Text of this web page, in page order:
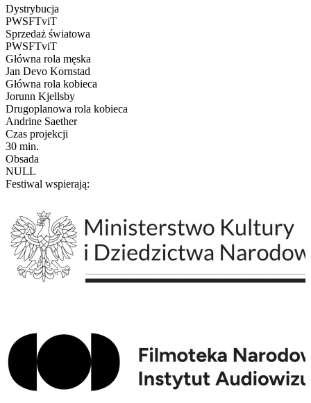
Dystrybucja
PWSFTviT
Sprzedaż światowa
PWSFTviT
Główna rola męska
Jan Devo Kornstad
Główna rola kobieca
Jorunn Kjellsby
Drugoplanowa rola kobieca
Andrine Saether
Czas projekcji
30 min.
Obsada
NULL
Festiwal wspierają: